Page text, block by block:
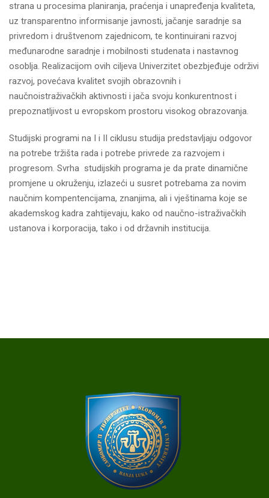
strana u procesima planiranja, praćenja i unapređenja kvaliteta,
uz transparentno informisanje javnosti, jačanje saradnje sa
privredom i društvenom zajednicom, te kontinuirani razvoj
međunarodne saradnje i mobilnosti studenata i nastavnog
osoblja. Realizacijom ovih ciljeva Univerzitet obezbjeđuje održivi
razvoj, povećava kvalitet svojih obrazovnih i
naučnoistraživačkih aktivnosti i jača svoju konkurentnost i
prepoznatljivost u evropskom prostoru visokog obrazovanja.
Studijski programi na I i II ciklusu studija predstavljaju odgovor
na potrebe tržišta rada i potrebe privrede za razvojem i
progresom. Svrha studijskih programa je da prate dinamične
promjene u okruženju, izlazeći u susret potrebama za novim
naučnim kompentencijama, znanjima, ali i vještinama koje se
akademskog kadra zahtijevaju, kako od naučno-istraživačkih
ustanova i korporacija, tako i od državnih institucija.